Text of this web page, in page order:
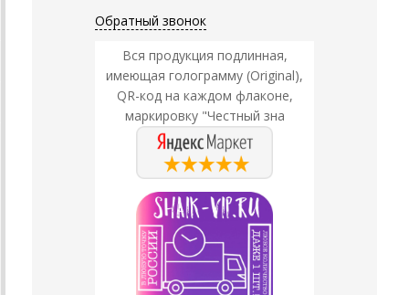
Обратный звонок
Вся продукция подлинная,
имеющая голограмму (Original),
QR-код на каждом флаконе,
маркировку "Честный зна